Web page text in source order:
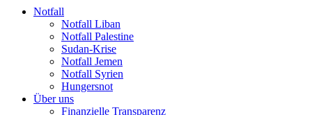
Notfall
Notfall Liban
Notfall Palestine
Sudan-Krise
Notfall Jemen
Notfall Syrien
Hungersnot
Über uns
Finanzielle Transparenz